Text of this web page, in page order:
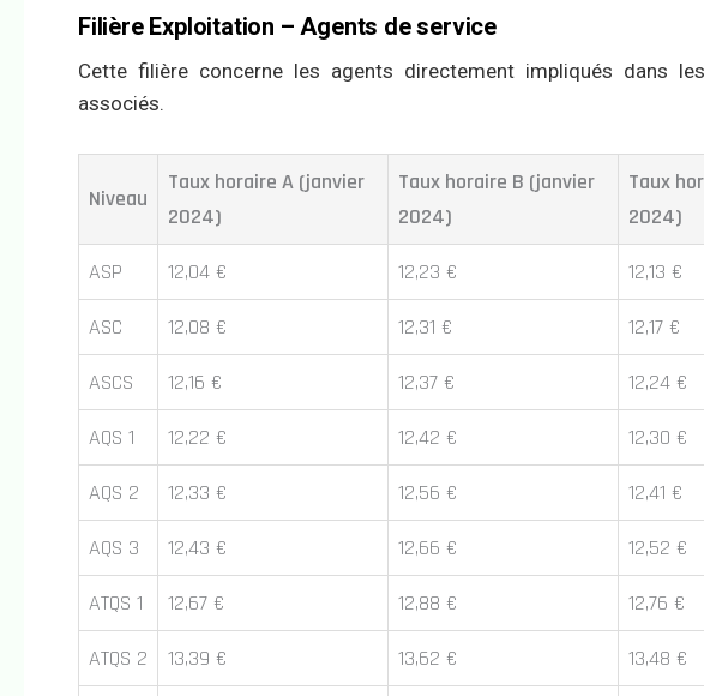
Filière Exploitation – Agents de service
Cette filière concerne les agents directement impliqués dans
associés.
Niveau
Taux horaire A (janvier
2024)
Taux horaire B (janvier
2024)
Taux
2024)
ASP
12,04 € 12,23 € 12,13 €
ASC
12,08 € 12,31 € 12,17 €
ASCS
12,16 € 12,37 € 12,24 €
AQS 1
12,22 € 12,42 € 12,30 €
AQS 2
12,33 € 12,56 € 12,41 €
AQS 3
12,43 € 12,66 € 12,52 €
ATQS 1
12,67 € 12,88 € 12,76 €
ATQS 2
13,39 € 13,62 € 13,48 €